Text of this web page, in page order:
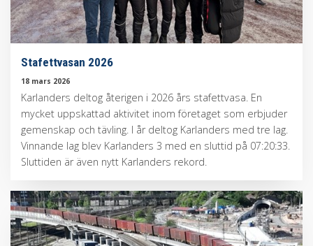
Stafettvasan 2026
18 mars 2026
Karlanders deltog återigen i 2026 års stafettvasa. En
mycket uppskattad aktivitet inom företaget som erbjuder
gemenskap och tävling. I år deltog Karlanders med tre lag.
Vinnande lag blev Karlanders 3 med en sluttid på 07:20:33.
Sluttiden är även nytt Karlanders rekord.